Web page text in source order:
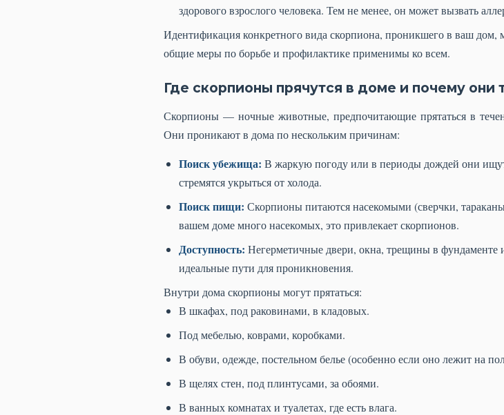
здорового взрослого человека. Тем не менее, он может вызвать
Идентификация конкретного вида скорпиона, проникшего в ваш дом,
общие меры по борьбе и профилактике применимы ко всем.
Где скорпионы прячутся в доме и почему они
Скорпионы — ночные животные, предпочитающие прятаться в
Они проникают в дома по нескольким причинам:
Поиск убежища: В жаркую погоду или в периоды дождей они
стремятся укрыться от холода.
Поиск пищи: Скорпионы питаются насекомыми (сверчки,
вашем доме много насекомых, это привлекает скорпионов.
Доступность: Негерметичные двери, окна, трещины в фундаменте
идеальные пути для проникновения.
Внутри дома скорпионы могут прятаться:
В шкафах, под раковинами, в кладовых.
Под мебелью, коврами, коробками.
В обуви, одежде, постельном белье (особенно если оно лежит на
В щелях стен, под плинтусами, за обоями.
В ванных комнатах и туалетах, где есть влага.